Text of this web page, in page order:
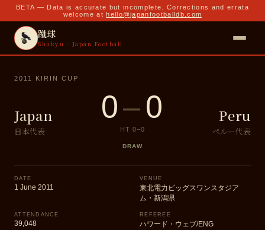
BETA — Data is accurate but incomplete. Corrections and errata
welcome at hello@japanfootballdb.com
蹴球
Shukyu · Japan Football
2011 KIRIN CUP
Japan
日本代表
0–0
HT 0–0
DRAW
Peru
ペルー代表
DATE
1 June 2011
VENUE
東北電力ビッグスワンスタジア
ム・新潟県
ATTENDANCE
39,048
REFEREE
ハワード・ウェブ/ENG